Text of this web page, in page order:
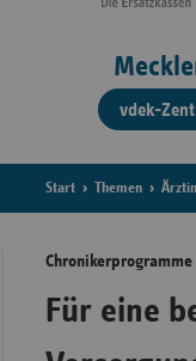
vdek-
Start Themen
Chronikerprogramme
Für eine